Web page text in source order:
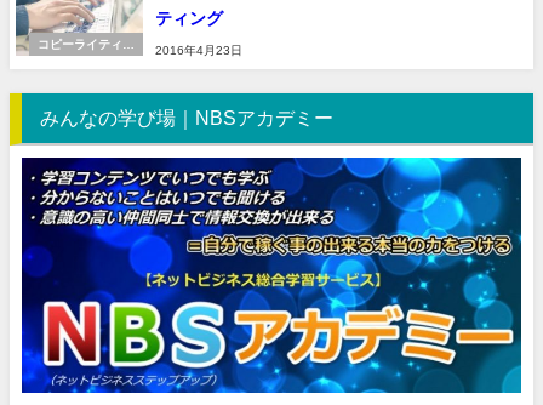
コピーライティン
ティング
2016年4月23日
みんなの学び場｜NBSアカデミー